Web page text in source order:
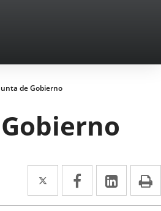
de Gobierno
Twitter
Enlace
a
Facebook
Enlace
a
Enlace
a